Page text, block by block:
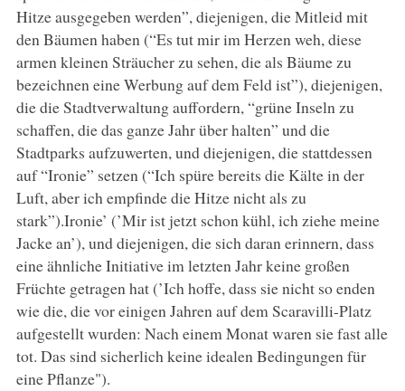
Hitze ausgegeben werden”, diejenigen, die Mitleid mit
den Bäumen haben (“Es tut mir im Herzen weh, diese
armen kleinen Sträucher zu sehen, die als Bäume zu
bezeichnen eine Werbung auf dem Feld ist”), diejenigen,
die die Stadtverwaltung auffordern, “grüne Inseln zu
schaffen, die das ganze Jahr über halten” und die
Stadtparks aufzuwerten, und diejenigen, die stattdessen
auf “Ironie” setzen (“Ich spüre bereits die Kälte in der
Luft, aber ich empfinde die Hitze nicht als zu
stark”).Ironie’ (’Mir ist jetzt schon kühl, ich ziehe meine
Jacke an’), und diejenigen, die sich daran erinnern, dass
eine ähnliche Initiative im letzten Jahr keine großen
Früchte getragen hat (’Ich hoffe, dass sie nicht so enden
wie die, die vor einigen Jahren auf dem Scaravilli-Platz
aufgestellt wurden: Nach einem Monat waren sie fast alle
tot. Das sind sicherlich keine idealen Bedingungen für
eine Pflanze").